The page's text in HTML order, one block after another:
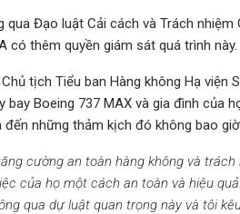
Đạo luật Cải cách và Trách
có thêm quyền giám sát quá trình này.
tịch Tiểu ban Hàng không Hạ viện
bay Boeing 737 MAX và gia đình của
những thảm kịch đó không bao giờ
cường an toàn hàng không và
của họ một cách an toàn và hiệu
qua dự luật quan trọng này và tôi